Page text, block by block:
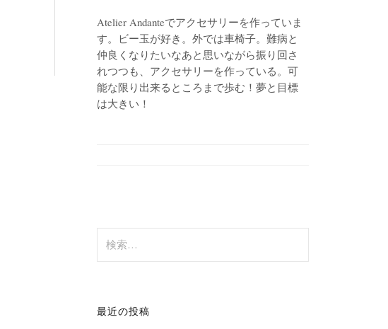
Atelier Andanteでアクセサリーを作っていま
す。ビー玉が好き。外では車椅子。難病と
仲良くなりたいなあと思いながら振り回さ
れつつも、アクセサリーを作っている。可
能な限り出来るところまで歩む！夢と目標
は大きい！
索:
最近の投稿